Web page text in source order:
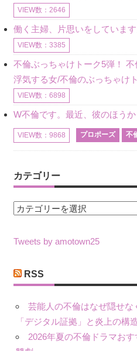
VIEW数：2646
VIEW数：3385
浮気する女/不倫のぶっちゃけ
VIEW数：6898
VIEW数：9868 プロポーズ 不
カテゴリー
カ
ゴ
ー
Tweets by amotown25
RSS
芸能人の不倫はなぜ隠せ
「デジタル証拠」と炎上の構
2026年夏の不倫ドラマお